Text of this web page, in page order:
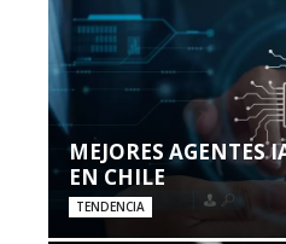
MEJORES AGENTES
EN CHILE
TENDENCIA